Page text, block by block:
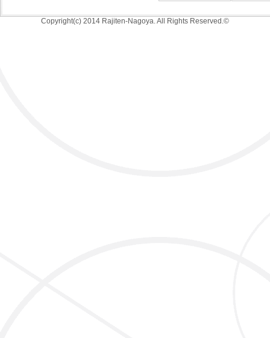
Copyright(c) 2014 Rajiten-Nagoya. All Rights Reserved.©